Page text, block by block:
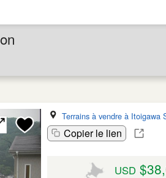
Terrains à vendre à Itoigawa
Copier le lien
USD